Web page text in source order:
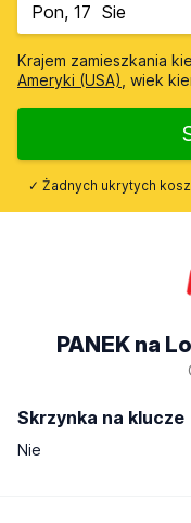
Krajem zamieszkania
Ameryki (USA) , wiek
✓ Żadnych ukrytych
PANEK na
Skrzynka na klucze
Nie